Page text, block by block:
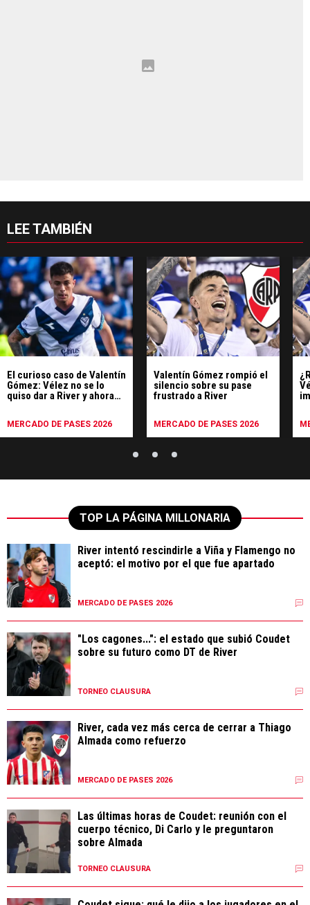
LEE TAMBIÉN
El curioso caso de Valentín
Gómez: Vélez no se lo
quiso dar a River y ahora
MERCADO DE PASES 2026
Valentín Gómez rompió el
silencio sobre su pase
frustrado a River
MERCADO DE PASES 2026
TOP LA PÁGINA MILLONARIA
River intentó rescindirle a Viña y Flamengo no
aceptó: el motivo por el que fue apartado
MERCADO DE PASES 2026
"Los cagones...": el estado que subió Coudet
sobre su futuro como DT de River
TORNEO CLAUSURA
River, cada vez más cerca de cerrar a Thiago
Almada como refuerzo
MERCADO DE PASES 2026
Las últimas horas de Coudet: reunión con el
cuerpo técnico, Di Carlo y le preguntaron
sobre Almada
TORNEO CLAUSURA